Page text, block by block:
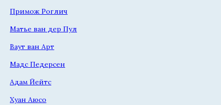
Примож Роглич
Матье ван дер Пул
Ваут ван Арт
Мадс Педерсен
Адам Йейтс
Хуан Аюсо